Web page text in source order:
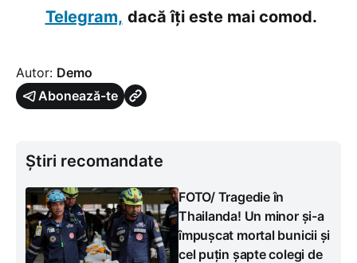
Telegram, dacă îți este mai comod.
Autor: Demo
Abonează-te
Știri recomandate
FOTO/ Tragedie în
Thailanda! Un minor și-a
împușcat mortal bunicii și
cel puțin șapte colegi de